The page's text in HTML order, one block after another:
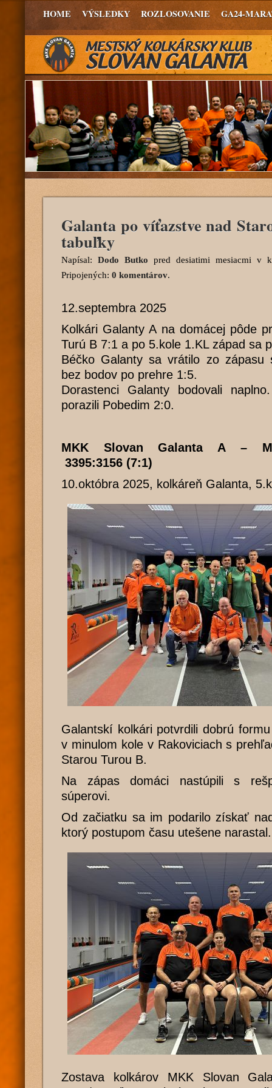
HOME VÝSLEDKY ROZLOSOVANIE GA24-
Galanta po víťazstve nad
tabuľky
Napísal: Dodo Butko pred desiatimi mesiacmi v
Pripojených: 0 komentárov.
12.septembra 2025
Kolkári Galanty A na domácej pôde
Turú B 7:1 a po 5.kole 1.KL západ sa
Béčko Galanty sa vrátilo zo zápasu
bez bodov po prehre 1:5.
Dorastenci Galanty bodovali
porazili Pobedim 2:0.
MKK Slovan Galanta A –
3395:3156 (7:1)
10.októbra 2025, kolkáreň Galanta,
Galantskí kolkári potvrdili dobrú
v minulom kole v Rakoviciach s
Starou Turou B.
Na zápas domáci nastúpili s
súperovi.
Od začiatku sa im podarilo získať
ktorý postupom času utešene narastal.
Zostava kolkárov MKK Slovan